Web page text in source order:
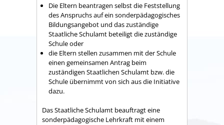
Die Eltern beantragen selbst die Feststellung
des Anspruchs auf ein sonderpädagogisches
Bildungsangebot und das zuständige
Staatliche Schulamt beteiligt die zuständige
Schule oder
die Eltern stellen zusammen mit der Schule
einen gemeinsamen Antrag beim
zuständigen Staatlichen Schulamt bzw. die
Schule übernimmt von sich aus die Initiative
dazu.
Das Staatliche Schulamt beauftragt eine
sonderpädagogische Lehrkraft mit einem